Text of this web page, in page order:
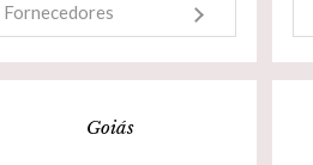
Fornecedores
Goiás